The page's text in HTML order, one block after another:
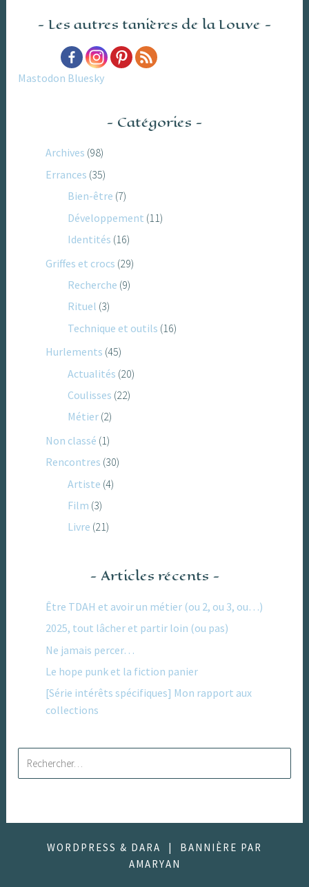
Les autres tanières de la Louve
Mastodon Bluesky
Catégories
Archives (98)
Errances (35)
Bien-être (7)
Développement (11)
Identités (16)
Griffes et crocs (29)
Recherche (9)
Rituel (3)
Technique et outils (16)
Hurlements (45)
Actualités (20)
Coulisses (22)
Métier (2)
Non classé (1)
Rencontres (30)
Artiste (4)
Film (3)
Livre (21)
Articles récents
Être TDAH et avoir un métier (ou 2, ou 3, ou…)
2025, tout lâcher et partir loin (ou pas)
Ne jamais percer…
Le hope punk et la fiction panier
[Série intérêts spécifiques] Mon rapport aux
collections
WORDPRESS & DARA |
BANNIÈRE PAR
AMARYAN